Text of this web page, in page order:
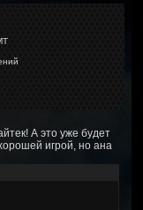
А это уже будет
игрой, но ана